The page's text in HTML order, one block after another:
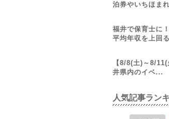
泊券やいちほま
福井で保育士に
平均年収を上回
【8/8(土)～8/
井県内のイベ...
人気記事ラン